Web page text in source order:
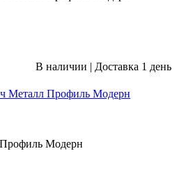
В наличии | Доставка 1 день
Металл Профиль Модерн
Модерн